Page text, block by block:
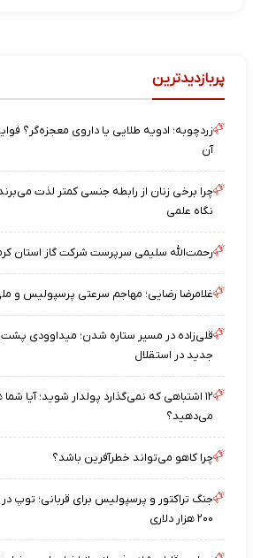
پربازدیدترین
زردچوبه؛ ادویه طلایی یا داروی معجزه‌گر؟
آن
نگاه علمی
رحمت‌الله سلیمی سرپرست شرکت گاز استان
غلامرضا رضایی؛ مهاجم سرعتی پرسپولیس و
قلی‌زاده در مسیر ستاره شدن؛ میداوودی
جدید در استقلال
۱۲ اشتباهی که نمی‌گذارد پولدار شوید؛ آیا
می‌دهید؟
چرا کاهو می‌تواند خطرآفرین باشد؟
جنگ تراکتور و پرسپولیس برای قربانی؛ توپ
۲۰۰ هزار دلاری